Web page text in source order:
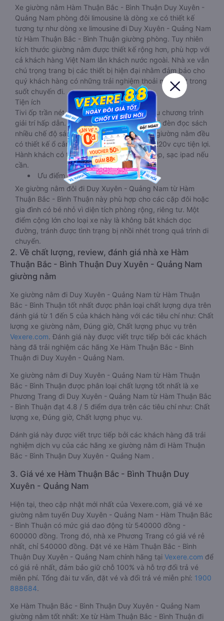
Xe giường nằm Hàm Thuận Bắc - Bình Thuận Duy Xuyên -
Quảng Nam phòng đôi limousine là dòng xe có thiết kế
tương tự như dòng xe limousine đi Duy Xuyên - Quảng Nam
từ Hàm Thuận Bắc - Bình Thuận giường phòng. Tuy nhiên
kích thước giường nằm được thiết kế rộng hơn, phù hợp với
cả khách hàng Việt Nam lẫn khách nước ngoài. Nhà xe vẫn
chú trọng trang bị các thiết bị hiện đại nhằm đảm bảo cho
quý khách hàng có những trải nghiệm thoải mái nhất trong
suốt chuyến đi.
Tiện ích
Tivi ốp trần nét cứng, đầu HD tích hợp nhiều chương trình
giải trí hấp dẫn. Trong phòng có tai nghe, có đèn đọc sách
nhiều chế độ sáng, wifi tốc độ cao. Tại mỗi giường nằm đều
có thiết kế ổ cắm sạc đa năng nguồn điện 220v cực tiện lợi.
Hành khách có thể sạc điện thoại, sạc laptop, sạc ipad nếu
cần.
Ưu điểm
Xe giường nằm đôi đi Duy Xuyên - Quảng Nam từ Hàm
Thuận Bắc - Bình Thuận này phù hợp cho các cặp đôi hoặc
gia đình có bé nhỏ vì diện tích phòng rộng, riêng tư. Một
điểm cộng lớn cho loại xe này là không bắt khách dọc
đường, tránh được tình trạng bị nhồi nhét trong quá trình di
chuyển.
2. Về chất lượng, review, đánh giá nhà xe Hàm
Thuận Bắc - Bình Thuận Duy Xuyên - Quảng Nam
giường nằm
Xe giường nằm đi Duy Xuyên - Quảng Nam từ Hàm Thuận
Bắc - Bình Thuận tốt nhất được phân loại chất lượng dựa trên
đánh giá từ 1 đến 5 của khách hàng với các tiêu chí như: Chất
lượng xe giường nằm, Đúng giờ, Chất lượng phục vụ trên
Vexere.com. Đánh giá này được viết trực tiếp bởi các khách
hàng đã trải nghiệm các hãng Xe Hàm Thuận Bắc - Bình
Thuận đi Duy Xuyên - Quảng Nam.
Xe giường nằm đi Duy Xuyên - Quảng Nam từ Hàm Thuận
Bắc - Bình Thuận được phân loại chất lượng tốt nhất là xe
Phương Trang đi Duy Xuyên - Quảng Nam từ Hàm Thuận Bắc
- Bình Thuận đạt 4.8 / 5 điểm dựa trên các tiêu chí như: Chất
lượng xe, Đúng giờ, Chất lượng phục vụ.
Đánh giá này được viết trực tiếp bởi các khách hàng đã trải
nghiệm dịch vụ của các hãng xe giường nằm đi Hàm Thuận
Bắc - Bình Thuận Duy Xuyên - Quảng Nam .
3. Giá vé xe Hàm Thuận Bắc - Bình Thuận Duy
Xuyên - Quảng Nam
Hiện tại, theo cập nhật mới nhất của Vexere.com, giá vé xe
giường nằm tuyến Duy Xuyên - Quảng Nam - Hàm Thuận Bắc
- Bình Thuận có mức giá dao động từ 540000 đồng -
600000 đồng. Trong đó, nhà xe Phương Trang có giá vé rẻ
nhất, chỉ 540000 đồng. Đặt vé xe Hàm Thuận Bắc - Bình
Thuận Duy Xuyên - Quảng Nam chính hãng tại Vexere.com để
có giá rẻ nhất, đảm bảo giữ chỗ 100% và hỗ trợ đổi trả vé
miễn phí. Tổng đài tư vấn, đặt vé và đổi trả vé miễn phí: 1900
888684.
Xe Hàm Thuận Bắc - Bình Thuận Duy Xuyên - Quảng Nam
giường nằm tốt nhất: Xe từ Hàm Thuận Bắc - Bình Thuận đi